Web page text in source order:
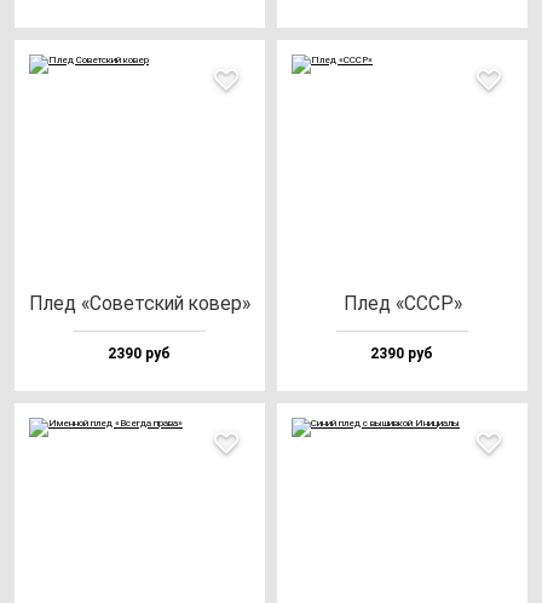
Плед «Совет­ский ко­вер»
2390 руб
Плед «СССР»
2390 руб